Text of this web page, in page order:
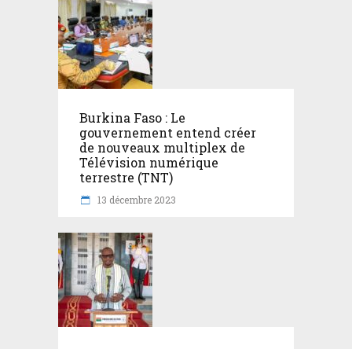
Burkina Faso : Le
gouvernement entend créer
de nouveaux multiplex de
Télévision numérique
terrestre (TNT)
13 décembre 2023